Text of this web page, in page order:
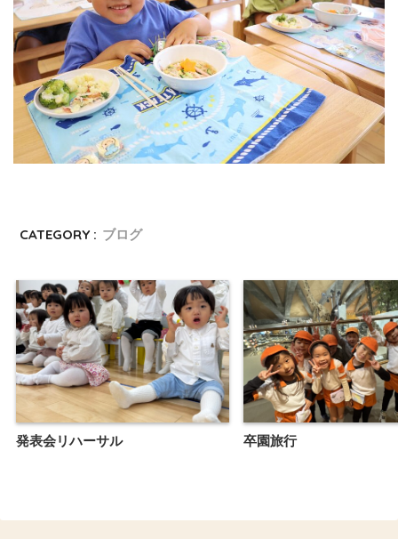
CATEGORY : ブログ
発表会リハーサル 卒園旅行